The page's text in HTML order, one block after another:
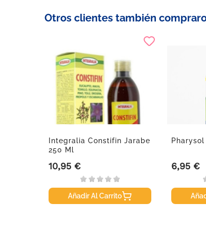
Otros clientes también
Integralia Constifin Jarabe
250 Ml
Precio
10,95 €
Añadir Al Carrito
Pharysol
Precio
6,95 €